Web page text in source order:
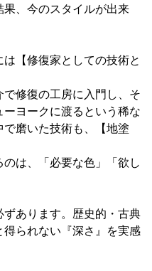
、今のスタイルが出来
【修復家としての技術と
修復の工房に入門し、そ
ヨークに渡るという稀な
磨いた技術も、【地塗
は、「必要な色」「欲し
ずあります。歴史的・古典
られない『深さ』を実感